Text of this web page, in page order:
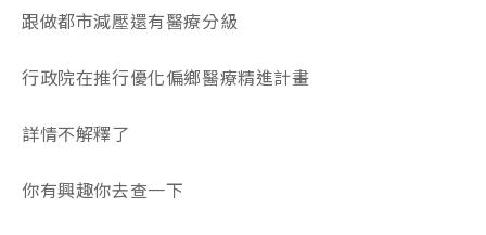
跟做都市減壓還有醫療分級
行政院在推行優化偏鄉醫療精進計畫
詳情不解釋了
你有興趣你去查一下